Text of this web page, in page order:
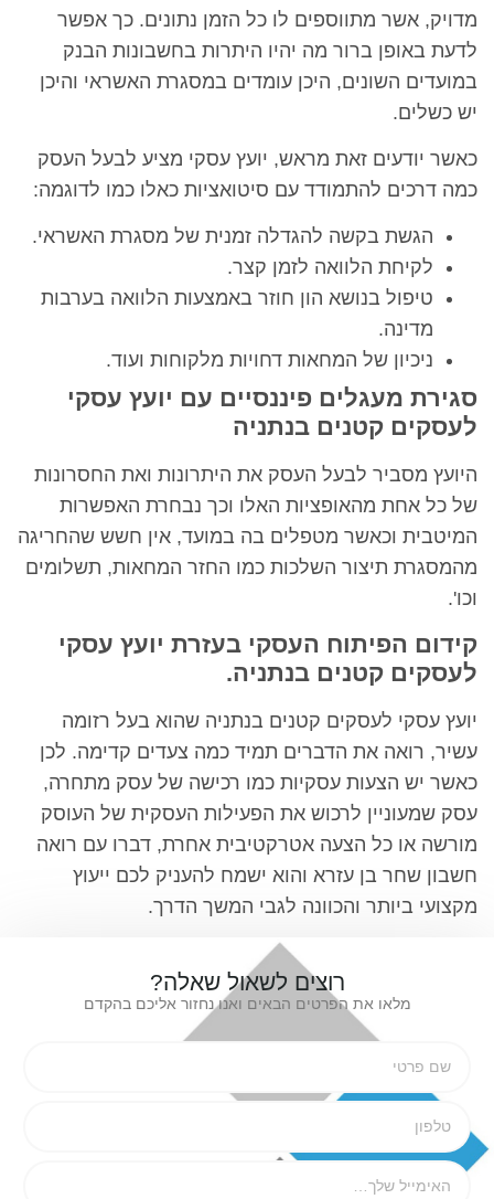
מדויק, אשר מתווספים לו כל הזמן נתונים. כך אפשר
לדעת באופן ברור מה יהיו היתרות בחשבונות הבנק
במועדים השונים, היכן עומדים במסגרת האשראי והיכן
יש כשלים.
כאשר יודעים זאת מראש, יועץ עסקי מציע לבעל העסק
כמה דרכים להתמודד עם סיטואציות כאלו כמו לדוגמה:
הגשת בקשה להגדלה זמנית של מסגרת האשראי.
לקיחת הלוואה לזמן קצר.
טיפול בנושא הון חוזר באמצעות הלוואה בערבות
מדינה.
ניכיון של המחאות דחויות מלקוחות ועוד.
סגירת מעגלים פיננסיים עם יועץ עסקי
לעסקים קטנים בנתניה
היועץ מסביר לבעל העסק את היתרונות ואת החסרונות
של כל אחת מהאופציות האלו וכך נבחרת האפשרות
המיטבית וכאשר מטפלים בה במועד, אין חשש שהחריגה
מהמסגרת תיצור השלכות כמו החזר המחאות, תשלומים
וכו'.
קידום הפיתוח העסקי בעזרת יועץ עסקי
לעסקים קטנים בנתניה.
יועץ עסקי לעסקים קטנים בנתניה שהוא בעל רזומה
עשיר, רואה את הדברים תמיד כמה צעדים קדימה. לכן
כאשר יש הצעות עסקיות כמו רכישה של עסק מתחרה,
עסק שמעוניין לרכוש את הפעילות העסקית של העוסק
מורשה או כל הצעה אטרקטיבית אחרת, דברו עם רואה
חשבון שחר בן עזרא והוא ישמח להעניק לכם ייעוץ
מקצועי ביותר והכוונה לגבי המשך הדרך.
רוצים לשאול שאלה?
מלאו את הפרטים הבאים ואנו נחזור אליכם בהקדם